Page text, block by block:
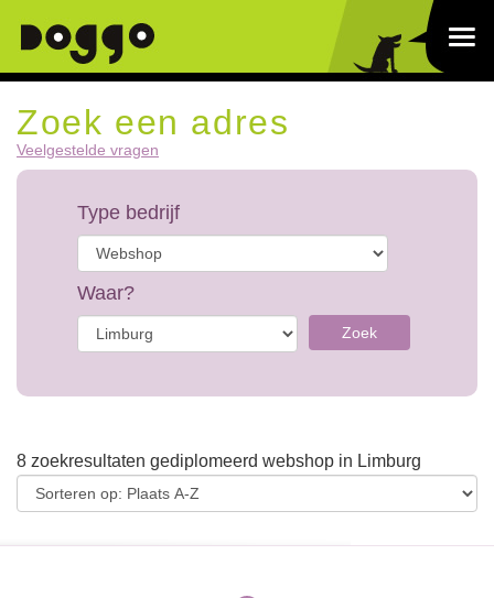
Zoek een adres
Veelgestelde vragen
Type bedrijf
Waar?
Zoek
8 zoekresultaten gediplomeerd webshop in Limburg